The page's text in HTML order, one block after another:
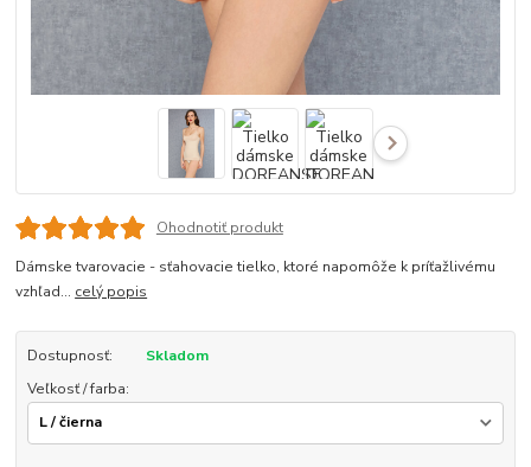
Ohodnotiť produkt
Dámske tvarovacie - sťahovacie tielko, ktoré napomôže k príťažlivému
vzhľad... celý popis
Dostupnosť:
Skladom
Veľkosť / farba: